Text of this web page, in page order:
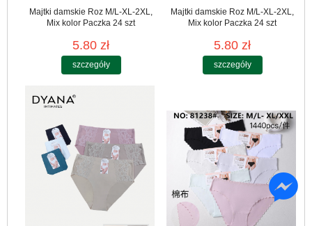
Majtki damskie Roz M/L-XL-2XL,
Mix kolor Paczka 24 szt
5.80 zł
szczegóły
Majtki damskie Roz M/L-XL-2XL,
Mix kolor Paczka 24 szt
5.80 zł
szczegóły